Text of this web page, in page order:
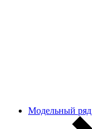
Модельный ряд